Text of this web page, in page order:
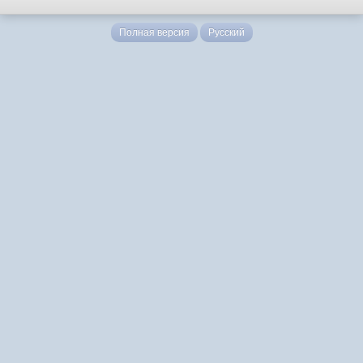
Полная версия Русский